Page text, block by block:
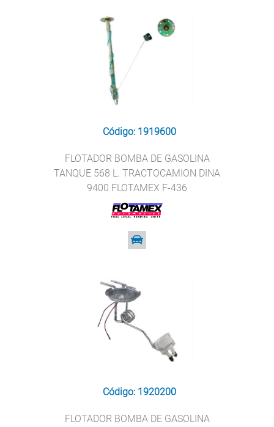
Código: 1919600
FLOTADOR BOMBA DE GASOLINA
TANQUE 568 L. TRACTOCAMION DINA
9400 FLOTAMEX F-436
Código: 1920200
FLOTADOR BOMBA DE GASOLINA